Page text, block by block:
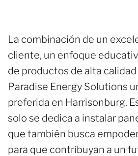
La combinación de un
cliente, un enfoque
de productos de alta
Paradise Energy Solutions
preferida en Harrisonburg.
solo se dedica a instalar
que también busca
para que contribuyan a un